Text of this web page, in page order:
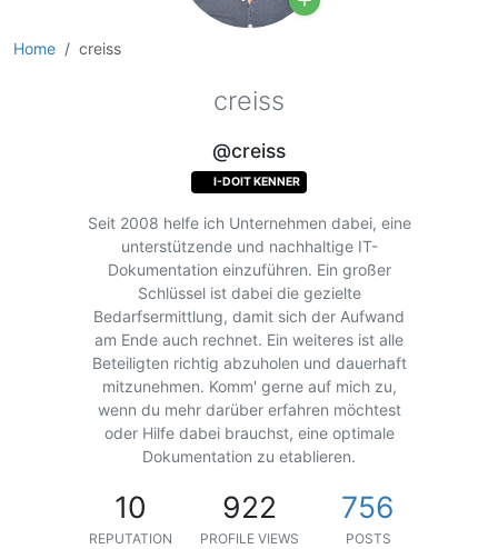
Home creiss
creiss
@creiss
I-DOIT KENNER
Seit 2008 helfe ich Unternehmen dabei, eine
unterstützende und nachhaltige IT-
Dokumentation einzuführen. Ein großer
Schlüssel ist dabei die gezielte
Bedarfsermittlung, damit sich der Aufwand
am Ende auch rechnet. Ein weiteres ist alle
Beteiligten richtig abzuholen und dauerhaft
mitzunehmen. Komm' gerne auf mich zu,
wenn du mehr darüber erfahren möchtest
oder Hilfe dabei brauchst, eine optimale
Dokumentation zu etablieren.
10
REPUTATION
922
PROFILE VIEWS
756
POSTS